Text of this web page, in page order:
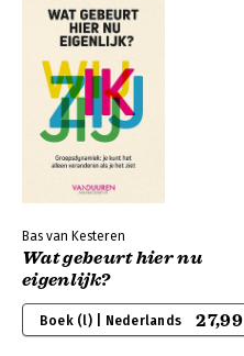
Bas van Kesteren
Wat gebeurt hier nu
eigenlijk?
Boek (l) | Nederlands 27,99